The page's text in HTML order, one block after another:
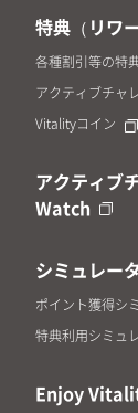
特典（リワ
各種割引等の特
アクティブチャ
Vitalityコイン
アクティブ
Watch
シミュレー
ポイント獲得シ
特典利用シミュ
Enjoy